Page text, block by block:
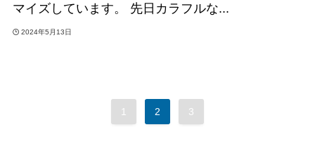
マイズしています。 先日カラフルな...
2024年5月13日
1 2 3